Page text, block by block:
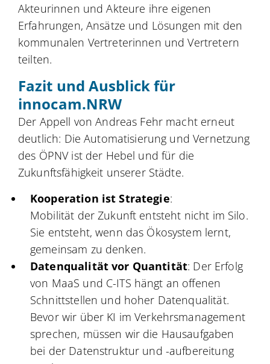
Akteurinnen und Akteure ihre eigenen
Erfahrungen, Ansätze und Lösungen mit den
kommunalen Vertreterinnen und Vertretern
teilten.
Fazit und Ausblick für
innocam.NRW
Der Appell von Andreas Fehr macht erneut
deutlich: Die Automatisierung und Vernetzung
des ÖPNV ist der Hebel und für die
Zukunftsfähigkeit unserer Städte.
Kooperation ist Strategie:
Mobilität der Zukunft entsteht nicht im Silo.
Sie entsteht, wenn das Ökosystem lernt,
gemeinsam zu denken.
Datenqualität vor Quantität: Der Erfolg
von MaaS und C-ITS hängt an offenen
Schnittstellen und hoher Datenqualität.
Bevor wir über KI im Verkehrsmanagement
sprechen, müssen wir die Hausaufgaben
bei der Datenstruktur und -aufbereitung